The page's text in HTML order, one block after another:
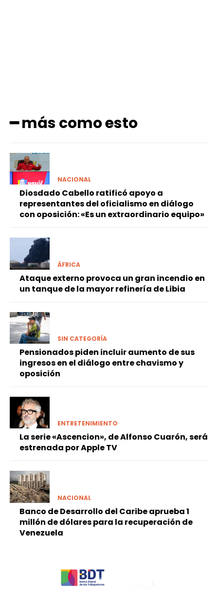
━ más como esto
NACIONAL
Diosdado Cabello ratificó apoyo a
representantes del oficialismo en diálogo
con oposición: «Es un extraordinario equipo»
ÁFRICA
Ataque externo provoca un gran incendio en
un tanque de la mayor refinería de Libia
SIN CATEGORÍA
Pensionados piden incluir aumento de sus
ingresos en el diálogo entre chavismo y
oposición
ENTRETENIMIENTO
La serie «Ascencion», de Alfonso Cuarón, será
estrenada por Apple TV
NACIONAL
Banco de Desarrollo del Caribe aprueba 1
millón de dólares para la recuperación de
Venezuela